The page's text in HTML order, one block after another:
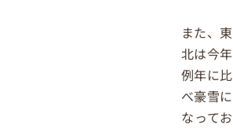
また、東
北は今年
例年に比
べ豪雪に
なってお